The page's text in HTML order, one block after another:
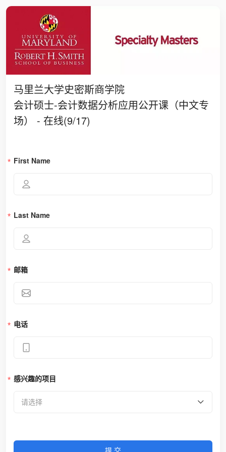
马里兰大学史密斯商学院
会计硕士-会计数据分析应用公开课（中文专
场） - 在线(9/17)
First Name
Last Name
邮箱
电话
感兴趣的项目
请选择